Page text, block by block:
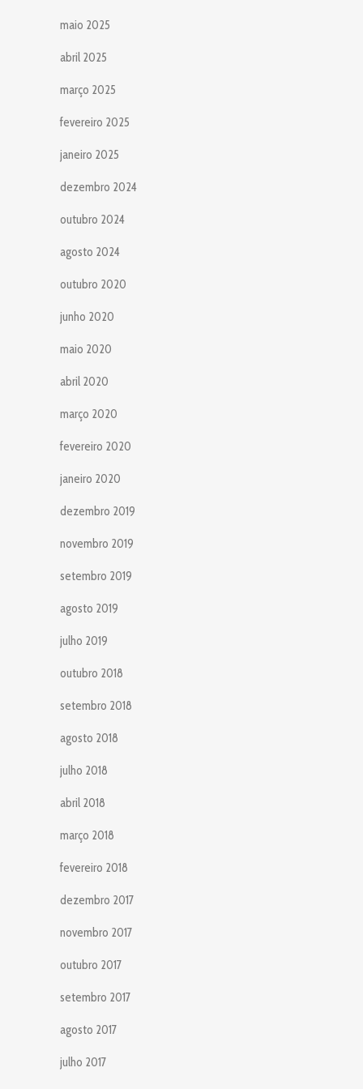
maio 2025
abril 2025
março 2025
fevereiro 2025
janeiro 2025
dezembro 2024
outubro 2024
agosto 2024
outubro 2020
junho 2020
maio 2020
abril 2020
março 2020
fevereiro 2020
janeiro 2020
dezembro 2019
novembro 2019
setembro 2019
agosto 2019
julho 2019
outubro 2018
setembro 2018
agosto 2018
julho 2018
abril 2018
março 2018
fevereiro 2018
dezembro 2017
novembro 2017
outubro 2017
setembro 2017
agosto 2017
julho 2017